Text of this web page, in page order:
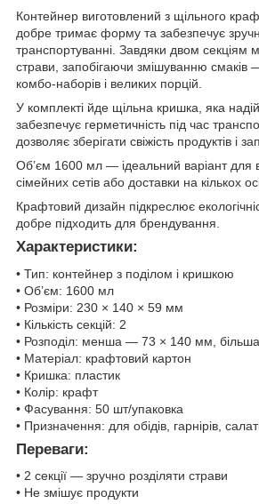
Контейнер виготовлений з щільного
добре тримає форму та забезпечує
транспортуванні. Завдяки двом секціям
страви, запобігаючи змішуванню смаків
комбо-наборів і великих порцій.
У комплекті йде щільна кришка, яка
забезпечує герметичність під час
дозволяє зберігати свіжість продуктів і
Об’єм 1600 мл — ідеальний варіант для
сімейних сетів або доставки на кількох
Крафтовий дизайн підкреслює
добре підходить для брендування.
Характеристики:
• Тип: контейнер з поділом і кришкою
• Об’єм: 1600 мл
• Розміри: 230 × 140 × 59 мм
• Кількість секцій: 2
• Розподіл: менша — 73 × 140 мм,
• Матеріал: крафтовий картон
• Кришка: пластик
• Колір: крафт
• Фасування: 50 шт/упаковка
• Призначення: для обідів, гарнірів,
Переваги:
• 2 секції — зручно розділяти страви
• Не змішує продукти